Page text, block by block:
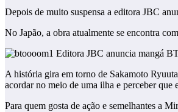
Depois de muito suspensa a editora JBC
No Japão, a obra atualmente se encontra
A história gira em torno de Sakamoto
acordar no meio de uma ilha e perceber
Para quem gosta de ação e semelhantes a